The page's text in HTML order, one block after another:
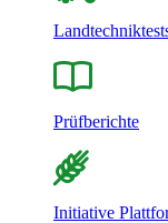
Prüfberichte
Initiative